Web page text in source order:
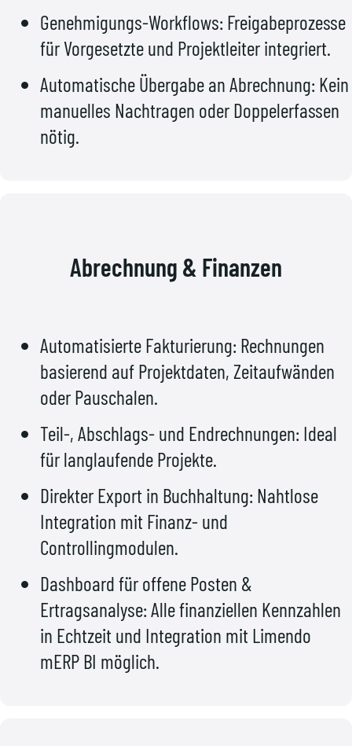
Genehmigungs-Workflows: Freigabeprozesse
für Vorgesetzte und Projektleiter integriert.
Automatische Übergabe an Abrechnung: Kein
manuelles Nachtragen oder Doppelerfassen
nötig.
Abrechnung & Finanzen
Automatisierte Fakturierung: Rechnungen
basierend auf Projektdaten, Zeitaufwänden
oder Pauschalen.
Teil-, Abschlags- und Endrechnungen: Ideal
für langlaufende Projekte.
Direkter Export in Buchhaltung: Nahtlose
Integration mit Finanz- und
Controllingmodulen.
Dashboard für offene Posten &
Ertragsanalyse: Alle finanziellen Kennzahlen
in Echtzeit und Integration mit Limendo
mERP BI möglich.